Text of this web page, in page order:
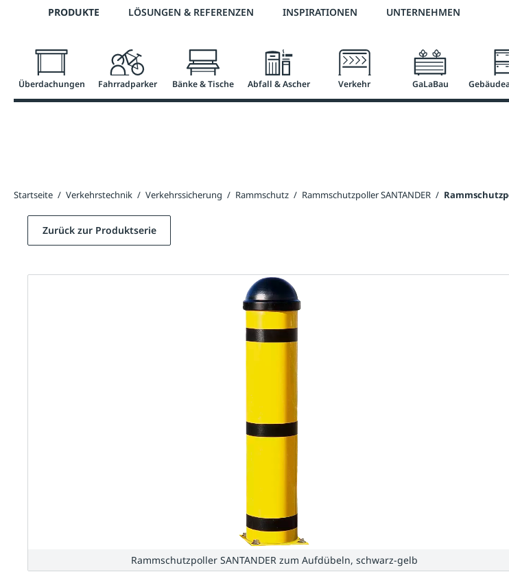
Zur Hauptnavigation springen
Telefon: 0800 / 100 49 02 2 % Vorkassen-Skonto versandkostenfrei ab 50
PRODUKTE LÖSUNGEN & REFERENZEN INSPIRATIONEN UNTERNEHMEN
Überdachungen Fahrradparker Bänke & Tische Abfall & Ascher Verkehr GaLaBau
Startseite / Verkehrstechnik / Verkehrssicherung / Rammschutz / Rammschutzpoller SANTANDER /
Zurück zur Produktserie
Rammschutzpoller SANTANDER zum Aufdübeln, schwarz-gelb